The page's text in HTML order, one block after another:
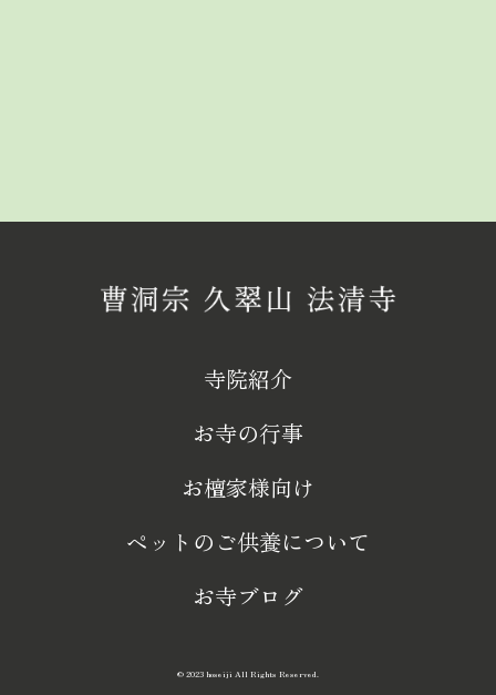
寺院紹介
お寺の行事
お檀家様向け
ペットのご供養について
お寺ブログ
© 2023 hoseiji All Rights Reserved.